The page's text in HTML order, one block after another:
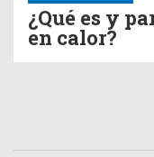
¿Qué es y
en calor?